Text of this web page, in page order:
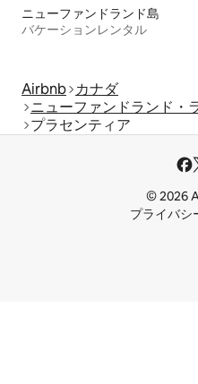
ニューファンドランド島
バケーションレンタル
Airbnb カナダ
ニューファンドランド・
プラセンティア
© 2026
プライバシ